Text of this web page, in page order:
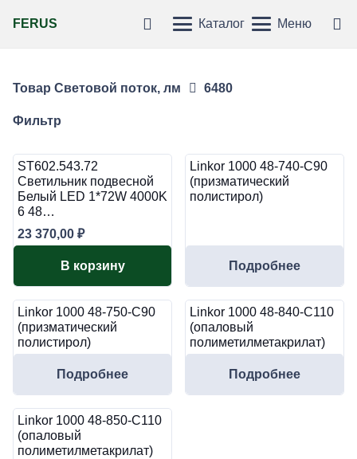
FERUS Каталог Меню
Товар Световой поток, лм 6480
Фильтр
ST602.543.72
Светильник подвесной
Белый LED 1*72W 4000K
6 48…
23 370,00 ₽
В корзину
Linkor 1000 48-740-C90
(призматический
полистирол)
Подробнее
Linkor 1000 48-750-C90
(призматический
полистирол)
Подробнее
Linkor 1000 48-840-C110
(опаловый
полиметилметакрилат)
Подробнее
Linkor 1000 48-850-C110
(опаловый
полиметилметакрилат)